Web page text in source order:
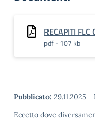
RECAPITI FLC
pdf - 107 kb
Pubblicato: 29.11.2025 -
Eccetto dove